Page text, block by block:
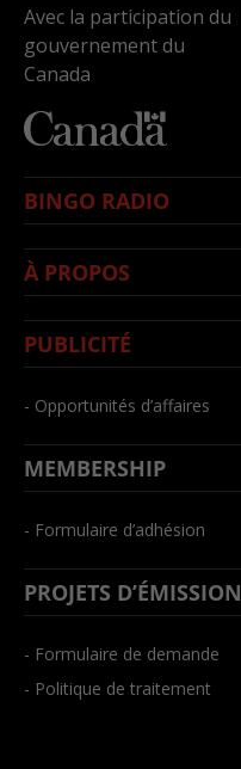
Avec la participation du
gouvernement du
Canada
BINGO RADIO
À PROPOS
PUBLICITÉ
- Opportunités d’affaires
MEMBERSHIP
- Formulaire d’adhésion
PROJETS D’ÉMISSION
- Formulaire de demande
- Politique de traitement